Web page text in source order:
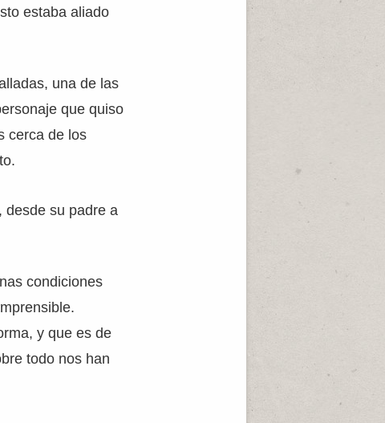
estaba aliado
una de las
que quiso
cerca de los
desde su padre a
condiciones
y que es de
todo nos han